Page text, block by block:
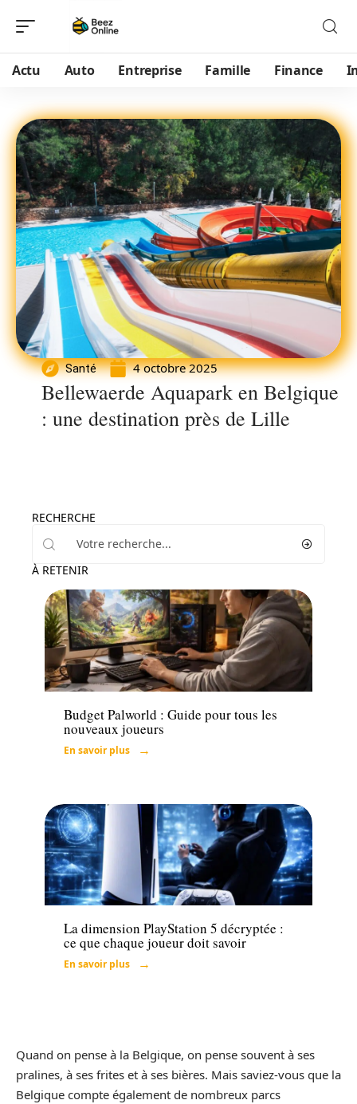
Actu Auto Entreprise Famille Finance
Santé 4 octobre 2025
Bellewaerde Aquapark en Belgique
: une destination près de Lille
RECHERCHE
À RETENIR
Tech
Budget Palworld : Guide pour tous les
nouveaux joueurs
En savoir plus
Tech
La dimension PlayStation 5 décryptée :
ce que chaque joueur doit savoir
En savoir plus
Quand on pense à la Belgique, on pense souvent à ses
pralines, à ses frites et à ses bières. Mais saviez-vous que la
Belgique compte également de nombreux parcs